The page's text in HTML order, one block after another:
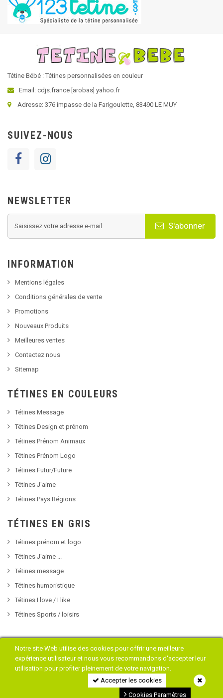
Notre site Web utilise des cookies pour offrir une meilleure
expérience utilisateur et nous vous recommandons d'accepter leur
utilisation pour profiter pleinement de votre navigation.
Accepter les cookies
Cookies Paramètres
Tétine Bébé : Tétines personnalisées en couleur
Email: cdjs.france [arobas] yahoo.fr
Adresse: 376 impasse de la Farigoulette, 83490 LE MUY
SUIVEZ-NOUS
NEWSLETTER
S'abonner
INFORMATION
Mentions légales
Conditions générales de vente
Promotions
Nouveaux Produits
Meilleures ventes
Contactez nous
Sitemap
TÉTINES EN COULEURS
Tétines Message
Tétines Design et prénom
Tétines Prénom Animaux
Tétines Prénom Logo
Tétines Futur/Future
Tétines J'aime
Tétines Pays Régions
TÉTINES EN GRIS
Tétines prénom et logo
Tétines J'aime ...
Tétines message
Tétines humoristique
Tétines I love / I like
Tétines Sports / loisirs
Copyright © 2018 Tétine Bébé